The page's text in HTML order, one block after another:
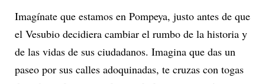
Imagínate que estamos en Pompeya, justo antes de que
el Vesubio decidiera cambiar el rumbo de la historia y
de las vidas de sus ciudadanos. Imagina que das un
paseo por sus calles adoquinadas, te cruzas con togas